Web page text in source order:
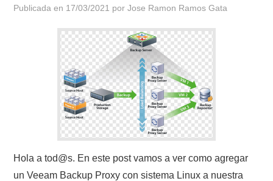
Publicada en 17/03/2021 porJose Ramon Ramos Gata
Hola a tod@s. En este post vamos a ver como agregar
un Veeam Backup Proxy con sistema Linux a nuestra